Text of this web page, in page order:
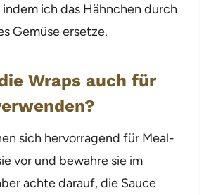
ich das Hähnchen durch
Gemüse ersetze.
Wraps auch für
sich hervorragend für Meal-
vor und bewahre sie im
achte darauf, die Sauce